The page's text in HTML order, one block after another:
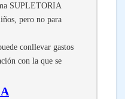
SUPLETORIA
pero no para
conllevar gastos
con la que se